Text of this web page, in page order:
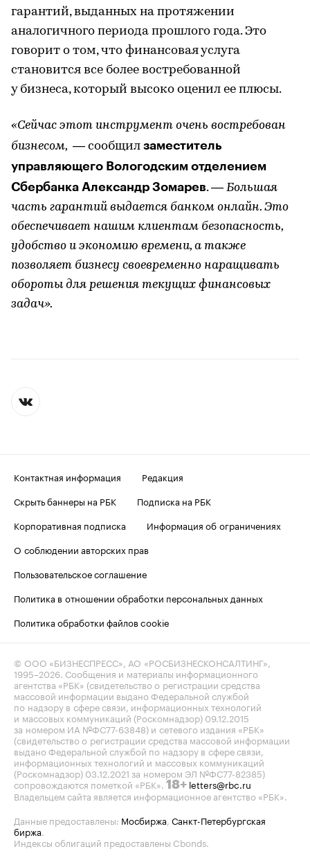
гарантий, выданных на протяжении
аналогичного периода прошлого года. Это
говорит о том, что финансовая услуга
становится все более востребованной
у бизнеса, который высоко оценил ее плюсы.
«Сейчас этот инструмент очень востребован
бизнесом, — сообщил заместитель
управляющего Вологодским отделением
Сбербанка Александр Зомарев. — Большая
часть гарантий выдается банком онлайн. Это
обеспечивает нашим клиентам безопасность,
удобство и экономию времени, а также
позволяет бизнесу своевременно наращивать
обороты для решения текущих финансовых
задач».
Контактная информация
Редакция
Скрыть баннеры на РБК
Подписка на РБК
Корпоративная подписка
Информация об ограничениях
О соблюдении авторских прав
Пользовательское соглашение
Политика в отношении обработки персональных данных
Политика обработки файлов cookie
© ООО «БИЗНЕСПРЕСС», АО «РОСБИЗНЕСКОНСАЛТИНГ»,
1995–2026 . Сообщения и материалы информационного
агентства «РБК» (свидетельство о регистрации средства
массовой информации выдано Федеральной службой
по надзору в сфере связи, информационных технологий
и массовых коммуникаций (Роскомнадзор) 09.12.2015
за номером ИА №ФС77-63848) и сетевого издания «РБК»
(свидетельство о регистрации средства массовой информации
выдано Федеральной службой по надзору в сфере связи,
информационных технологий и массовых коммуникаций
(Роскомнадзор) 03.12.2021 за номером ЭЛ №ФС77-82385)
сопровождаются пометкой «РБК». 18+ letters@rbc.ru
Владельцем сайта является информационное агентство «РБК».
Данные предоставлены: Мосбиржа Санкт-Петербургская
биржа
Индексы облигаций предоставлены Cbonds.